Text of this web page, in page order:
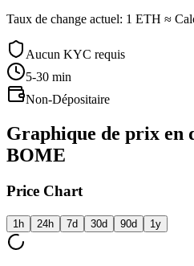
Taux de change actuel: 1 ETH ≈
Aucun KYC requis
5-30 min
Non-Dépositaire
Graphique de prix en
BOME
Price Chart
1h 24h 7d 30d 90d 1y